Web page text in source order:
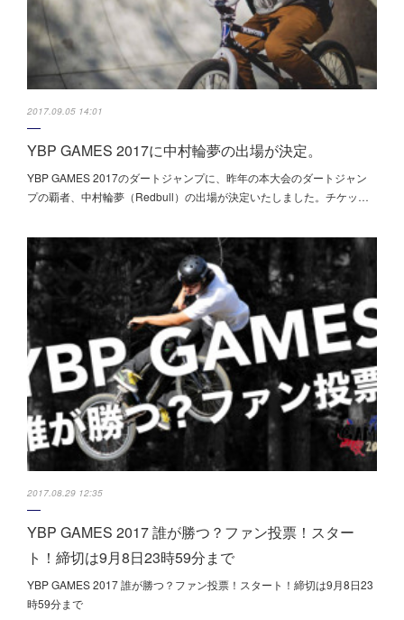
2017.09.05 14:01
YBP GAMES 2017に中村輪夢の出場が決定。
YBP GAMES 2017のダートジャンプに、昨年の本大会のダートジャン
プの覇者、中村輪夢（Redbull）の出場が決定いたしました。チケッ…
2017.08.29 12:35
YBP GAMES 2017 誰が勝つ？ファン投票！スター
ト！締切は9月8日23時59分まで
YBP GAMES 2017 誰が勝つ？ファン投票！スタート！締切は9月8日23
時59分まで